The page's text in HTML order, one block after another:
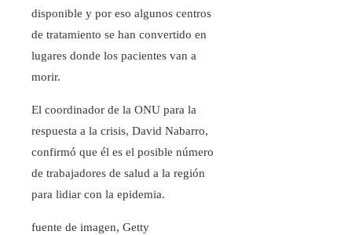
disponible y por eso algunos centros
de tratamiento se han convertido en
lugares donde los pacientes van a
morir.
El coordinador de la ONU para la
respuesta a la crisis, David Nabarro,
confirmó que él es el posible número
de trabajadores de salud a la región
para lidiar con la epidemia.
fuente de imagen, Getty